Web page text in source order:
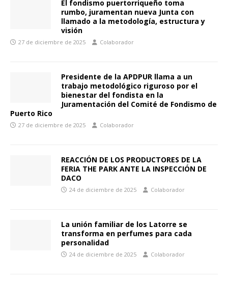
El fondismo puertorriqueño toma
rumbo, juramentan nueva Junta con
llamado a la metodología, estructura y
visión
27 de diciembre de 2025 Colaborador
Presidente de la APDPUR llama a un
trabajo metodológico riguroso por el
bienestar del fondista en la
Juramentación del Comité de Fondismo de
Puerto Rico
27 de diciembre de 2025 Colaborador
REACCIÓN DE LOS PRODUCTORES DE LA
FERIA THE PARK ANTE LA INSPECCIÓN DE
DACO
24 de diciembre de 2025 Colaborador
La unión familiar de los Latorre se
transforma en perfumes para cada
personalidad
24 de diciembre de 2025 Colaborador